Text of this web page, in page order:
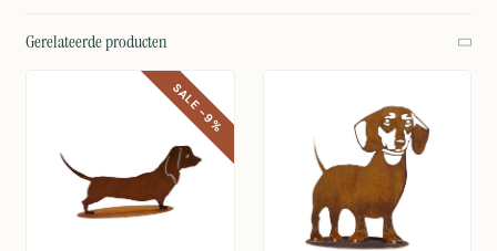
Gerelateerde producten
SALE -9%